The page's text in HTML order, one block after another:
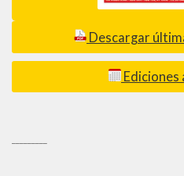
Descargar